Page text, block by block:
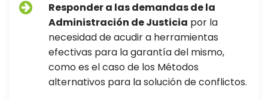
Responder a las demandas de la
Administración de Justicia por la
necesidad de acudir a herramientas
efectivas para la garantía del mismo,
como es el caso de los Métodos
alternativos para la solución de conflictos.